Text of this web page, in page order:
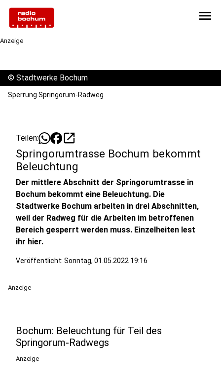
menu
Anzeige
© Stadtwerke Bochum
Sperrung Springorum-Radweg
Teilen: open_in_new
Springorumtrasse Bochum bekommt
Beleuchtung
Der mittlere Abschnitt der Springorumtrasse in
Bochum bekommt eine Beleuchtung. Die
Stadtwerke Bochum arbeiten in drei Abschnitten,
weil der Radweg für die Arbeiten im betroffenen
Bereich gesperrt werden muss. Einzelheiten lest
ihr hier.
Veröffentlicht: Sonntag, 01.05.2022 19:16
Anzeige
Bochum: Beleuchtung für Teil des
Springorum-Radwegs
Anzeige